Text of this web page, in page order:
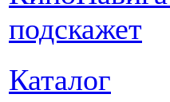
Каталог